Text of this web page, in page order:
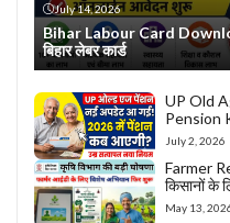
July 14, 2026
Bihar Labour Card
बिहार लेबर कार्ड
UP Old
Pension
July 2, 2026
Farmer
किसानों के
May 13,